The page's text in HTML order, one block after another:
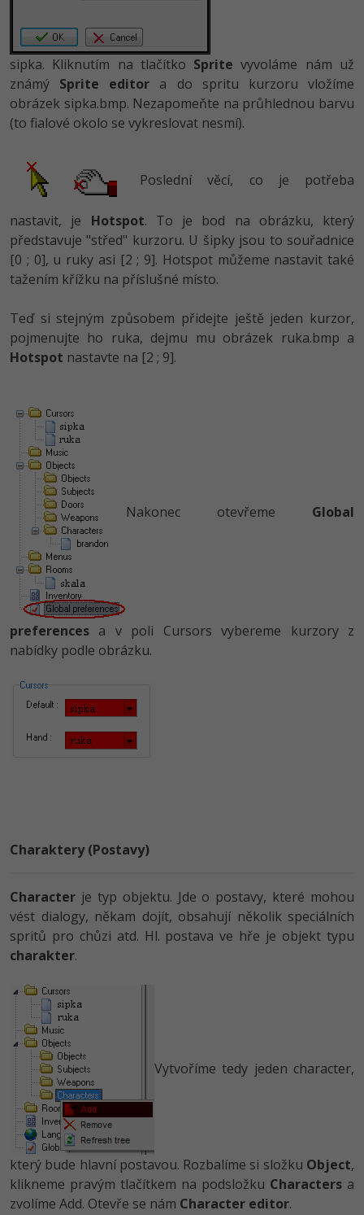
sipka. Kliknutím na tlačítko Sprite vyvoláme nám už
známý Sprite editor a do spritu kurzoru vložíme
obrázek sipka.bmp. Nezapomeňte na průhlednou barvu
(to fialové okolo se vykreslovat nesmí).
Poslední věcí, co je potřeba
nastavit, je Hotspot. To je bod na obrázku, který
představuje "střed" kurzoru. U šipky jsou to souřadnice
[0 ; 0], u ruky asi [2 ; 9]. Hotspot můžeme nastavit také
tažením křížku na příslušné místo.
Teď si stejným způsobem přidejte ještě jeden kurzor,
pojmenujte ho ruka, dejmu mu obrázek ruka.bmp a
Hotspot nastavte na [2 ; 9].
Nakonec otevřeme Global
preferences a v poli Cursors vybereme kurzory z
nabídky podle obrázku.
Charaktery (Postavy)
Character je typ objektu. Jde o postavy, které mohou
vést dialogy, někam dojít, obsahují několik speciálních
spritů pro chůzi atd. Hl. postava ve hře je objekt typu
charakter.
Vytvoříme tedy jeden character,
který bude hlavní postavou. Rozbalíme si složku Object,
klikneme pravým tlačítkem na podsložku Characters a
zvolíme Add. Otevře se nám Character editor.